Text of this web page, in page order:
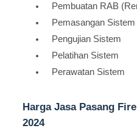
Pembuatan RAB
Pemasangan Sistem
Pengujian Sistem
Pelatihan Sistem
Perawatan Sistem
Harga Jasa Pasang
2024